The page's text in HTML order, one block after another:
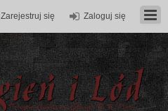
Zaloguj się
Zarejestruj się